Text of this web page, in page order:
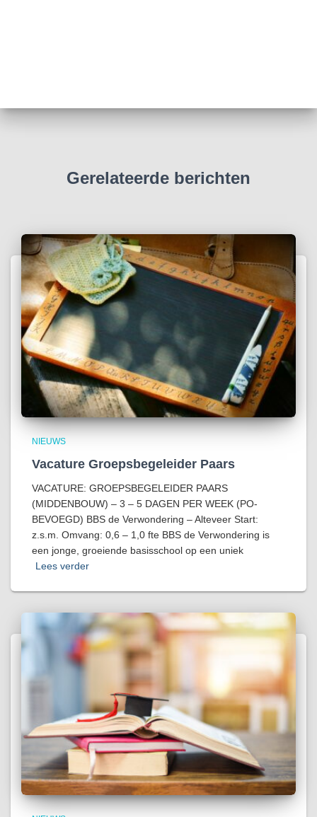
Gerelateerde berichten
NIEUWS
Vacature Groepsbegeleider Paars
VACATURE: GROEPSBEGELEIDER PAARS
(MIDDENBOUW) – 3 – 5 DAGEN PER WEEK (PO-
BEVOEGD) BBS de Verwondering – Alteveer Start:
z.s.m. Omvang: 0,6 – 1,0 fte BBS de Verwondering is
een jonge, groeiende basisschool op een uniek
Lees verder